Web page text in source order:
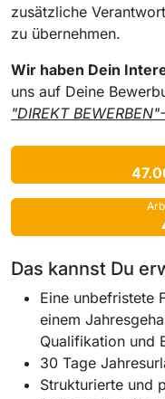
zusätzliche
zu übernehmen.
Wir haben Dein
uns auf Deine
"DIREKT
Das kannst Du
Eine unbefristete
einem
Qualifikation und
30 Tage
Strukturierte und